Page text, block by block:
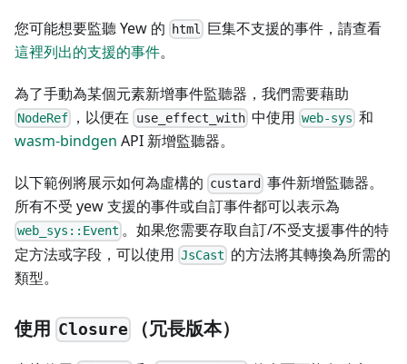
您可能想要監聽 Yew 的 html
巨集不支援的事件，請查看
這裡列出的支援的事件。
為了手動為某個元素新增事件監聽器，我們需要藉助
NodeRef ，以便在 use_effect_with中使用 web-sys 和
wasm-bindgen API 新增監聽器。
以下範例將展示如何為虛構的 custard 事件新增監聽器。
所有不受 yew 支援的事件或自訂事件都可以表示為
web_sys::Event 。如果您需要存取自訂/不受支援事件的特
定方法或字段，可以使用 JsCast 的方法將其轉換為所需的
類型。
使用 Closure （冗長版本）